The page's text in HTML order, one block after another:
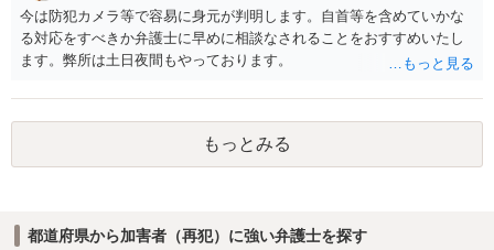
されないとは言い切れません。 また、証拠を意図的に隠滅したと判断
されれば、むしろ不利になる可能性もあります。 Q被害者の届け出が
なくても捜査される？ 一応、性的姿態撮影罪は被害者の届け出がなく
ても警察が動ける犯罪です。 ただ、実際には被害者本人からの届出が
なければ警察は捜査には消極的な傾向があります。 友人Aには、ご心
配であれば最寄りの弁護士に相談することをお勧めください。
今は防犯カメラ等で容易に身元が判明します。自首等を含めていかな
る対応をすべきか弁護士に早めに相談なされることをおすすめいたし
ます。弊所は土日夜間もやっております。
もっとみる
都道府県から加害者（再犯）に強い弁護士を探す